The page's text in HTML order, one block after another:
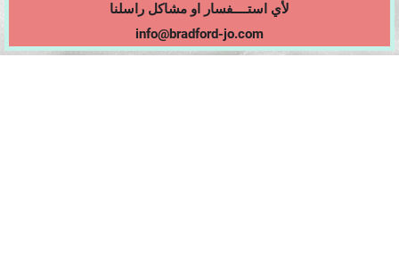
لأي استــــفسار او مشاكل راسلنا
info@bradford-jo.com